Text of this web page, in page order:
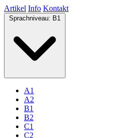
Artikel Info Kontakt
Sprachniveau: B1
A1
A2
B1
B2
C1
C2